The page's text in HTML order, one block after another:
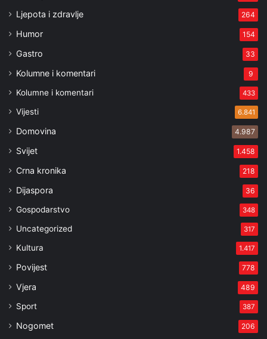
Ljepota i zdravlje 264
Humor 154
Gastro 33
Kolumne i komentari 9
Kolumne i komentari 433
Vijesti 6.841
Domovina 4.987
Svijet 1.458
Crna kronika 218
Dijaspora 36
Gospodarstvo 348
Uncategorized 317
Kultura 1.417
Povijest 778
Vjera 489
Sport 387
Nogomet 206